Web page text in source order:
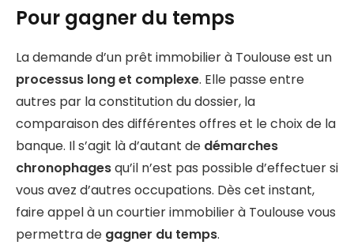
Pour gagner du temps
La demande d’un prêt immobilier à Toulouse est un
processus long et complexe. Elle passe entre
autres par la constitution du dossier, la
comparaison des différentes offres et le choix de la
banque. Il s’agit là d’autant de démarches
chronophagesqu’il n’est pas possible d’effectuer si
vous avez d’autres occupations. Dès cet instant,
faire appel à un courtier immobilier à Toulouse vous
permettra de gagner du temps.